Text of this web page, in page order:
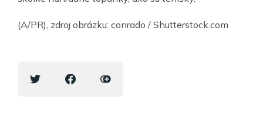
(A/PR), zdroj obrázku: conrado / Shutterstock.com